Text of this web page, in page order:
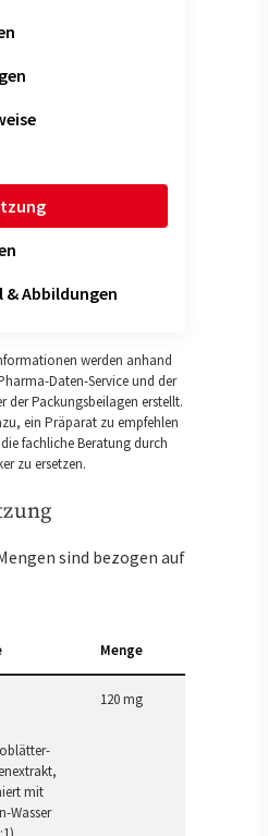
Abbildungen
werden anhand
Daten-Service und der
Packungsbeilagen erstellt.
ein Präparat zu empfehlen
fachliche Beratung durch
zu ersetzen.
sind bezogen auf
Menge
mit
Wasser
120 mg